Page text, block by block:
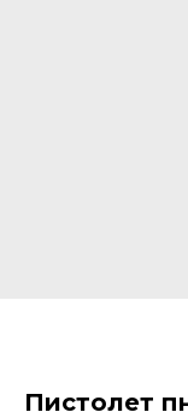
Пистолет